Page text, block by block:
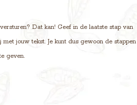
Dat kan! Geef in de laatste stap van
jouw tekst. Je kunt dus gewoon de stappen
geven.